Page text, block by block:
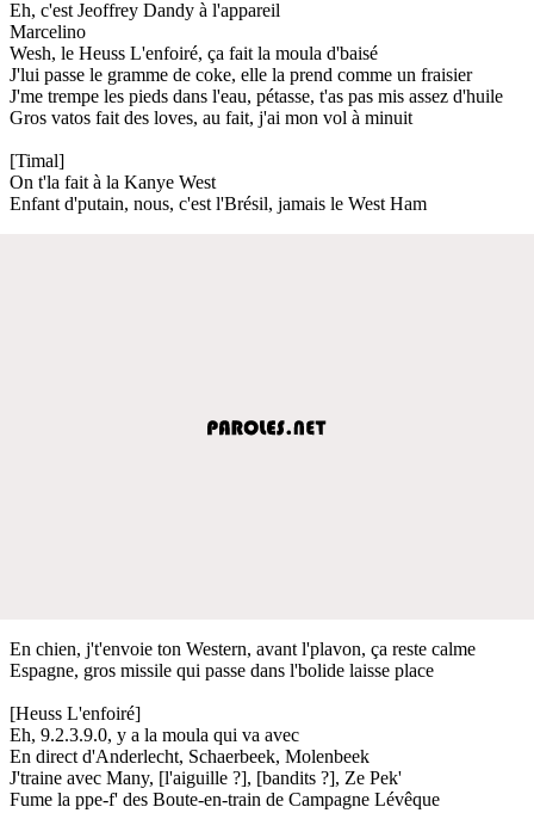
Eh, c'est Jeoffrey Dandy à l'appareil
Marcelino
Wesh, le Heuss L'enfoiré, ça fait la moula d'baisé
J'lui passe le gramme de coke, elle la prend comme un fraisier
J'me trempe les pieds dans l'eau, pétasse, t'as pas mis assez d'huile
Gros vatos fait des loves, au fait, j'ai mon vol à minuit
[Timal]
On t'la fait à la Kanye West
Enfant d'putain, nous, c'est l'Brésil, jamais le West Ham
En chien, j't'envoie ton Western, avant l'plavon, ça reste calmе
Espagne, gros missile qui passe dans l'bolidе laisse place
[Heuss L'enfoiré]
Eh, 9.2.3.9.0, y a la moula qui va avec
En direct d'Anderlecht, Schaerbeek, Molenbeek
J'traine avec Many, [l'aiguille ?], [bandits ?], Ze Pek'
Fume la ppe-f' des Boute-en-train de Campagne Lévêque